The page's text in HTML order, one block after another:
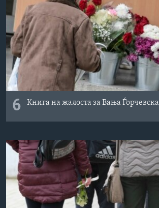
6 Книга на жалоста за Вања Ѓорчевска